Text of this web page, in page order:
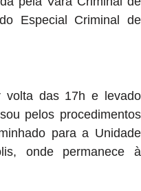
Especial Criminal de
volta das 17h e levado
pelos procedimentos
para a Unidade
onde permanece à